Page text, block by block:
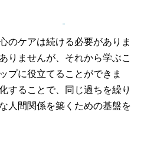
のケアは続ける必要がありま
りませんが、それから学ぶこ
プに役立てることができま
することで、同じ過ちを繰り
人間関係を築くための基盤を